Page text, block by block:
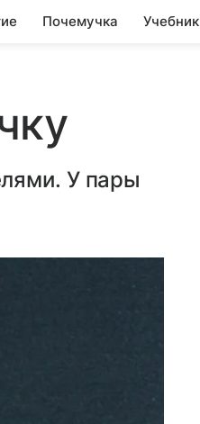
Почемучка Учебник
У пары